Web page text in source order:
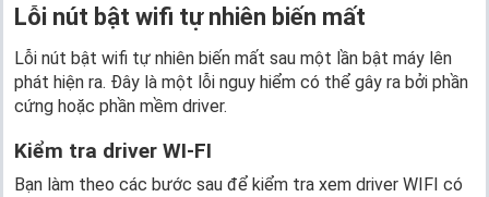
Lỗi nút bật wifi tự nhiên biến mất
Lỗi nút bật wifi tự nhiên biến mất sau một lần bật máy lên
phát hiện ra. Đây là một lỗi nguy hiểm có thể gây ra bởi phần
cứng hoặc phần mềm driver.
Kiểm tra driver WI-FI
Bạn làm theo các bước sau để kiểm tra xem driver WIFI có